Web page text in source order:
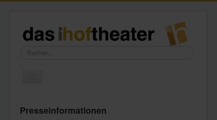
Suchen...
Presseinformationen